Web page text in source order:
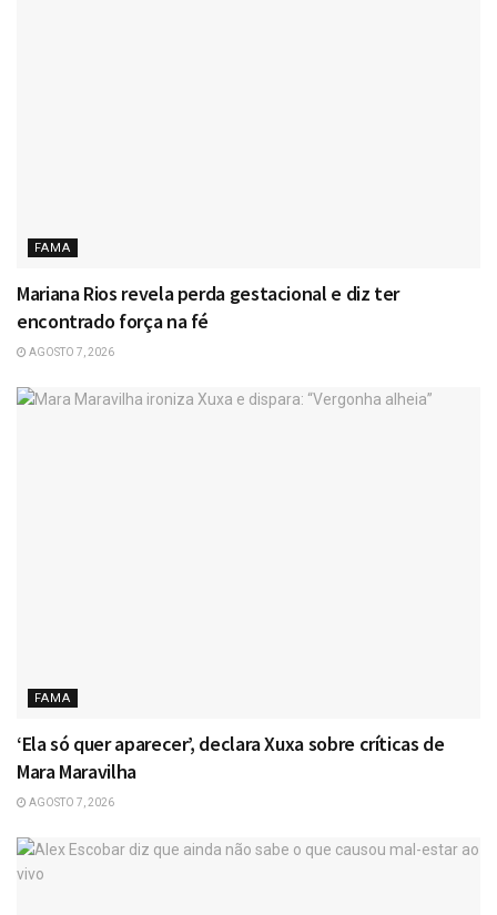
FAMA
Mariana Rios revela perda gestacional e diz ter
encontrado força na fé
AGOSTO 7, 2026
FAMA
‘Ela só quer aparecer’, declara Xuxa sobre críticas de
Mara Maravilha
AGOSTO 7, 2026